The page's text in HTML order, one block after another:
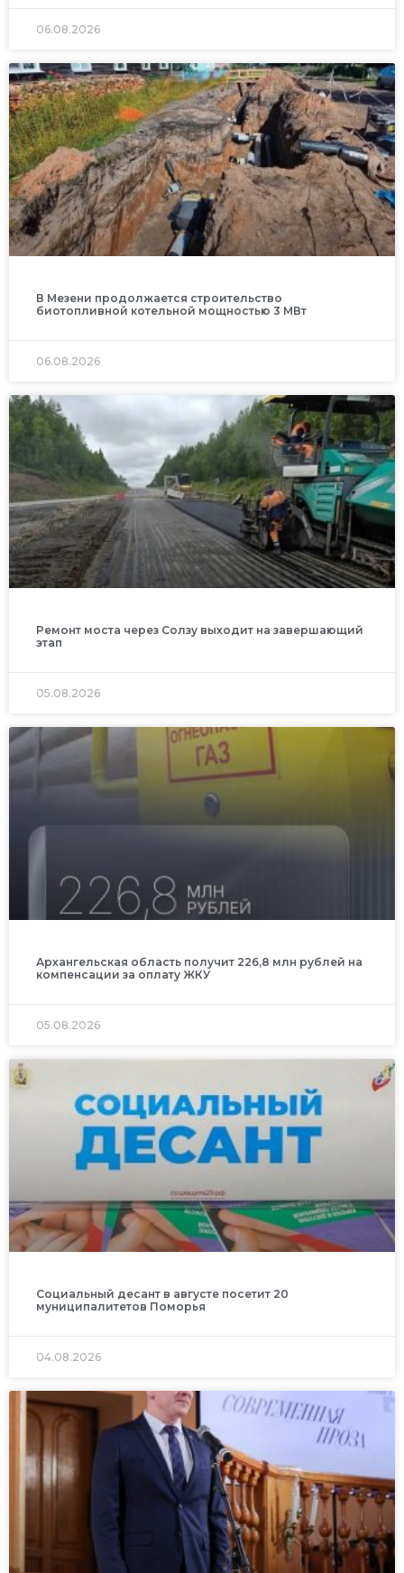
06.08.2026
В Мезени продолжается строительство
биотопливной котельной мощностью 3 МВт
06.08.2026
Ремонт моста через Солзу выходит на завершающий
этап
05.08.2026
Архангельская область получит 226,8 млн рублей на
компенсации за оплату ЖКУ
05.08.2026
Социальный десант в августе посетит 20
муниципалитетов Поморья
04.08.2026